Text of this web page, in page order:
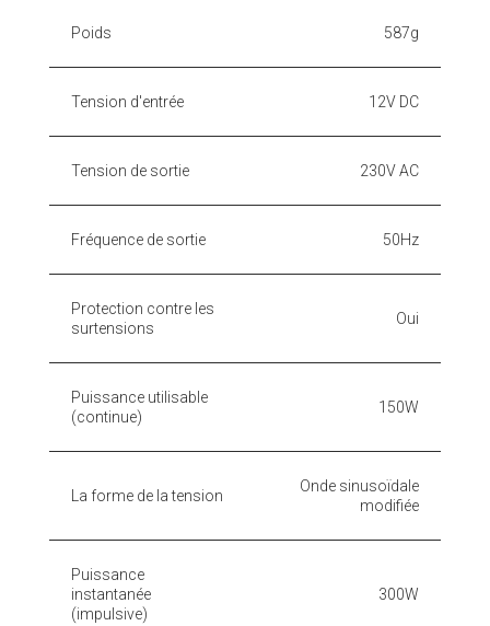
Poids 587g
Tension d'entrée 12V DC
Tension de sortie 230V AC
Fréquence de sortie 50Hz
Protection contre les
surtensions
Oui
Puissance utilisable
(continue)
150W
La forme de la tension
Onde sinusoïdale
modifiée
Puissance
instantanée
(impulsive)
300W